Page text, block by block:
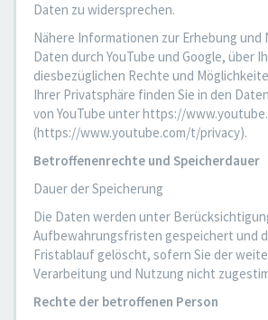
Daten zu widersprechen.
Nähere Informationen zur Erhebung und
Daten durch YouTube und Google, über
diesbezüglichen Rechte und
Ihrer Privatsphäre finden Sie in den
von YouTube unter https://
(https://www.youtube.com/t/privacy).
Betroffenenrechte und Speicherdauer
Dauer der Speicherung
Die Daten werden unter
Aufbewahrungsfristen gespeichert und
Fristablauf gelöscht, sofern Sie der
Verarbeitung und Nutzung nicht
Rechte der betroffenen Person